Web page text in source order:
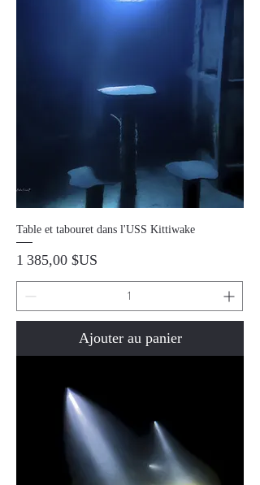
Table et tabouret dans l'USS Kittiwake
Prix
1 385,00 $US
Ajouter au panier